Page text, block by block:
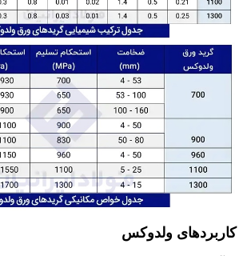
کاربردهای ولدوکس